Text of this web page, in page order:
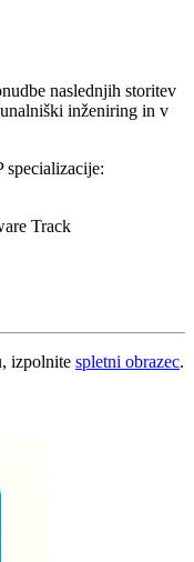
naslednjih storitev
inženiring in v
specializacije:
Track
izpolnite spletni obrazec.